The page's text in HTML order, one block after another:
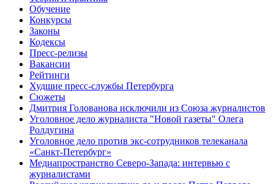
Обучение
Конкурсы
Законы
Кодексы
Пресс-релизы
Вакансии
Рейтинги
Худшие пресс-службы Петербурга
Сюжеты
Дмитрия Голованова исключили из Союза журналистов
Уголовное дело журналиста "Новой газеты" Олега
Ролдугина
Уголовное дело против экс-сотрудников телеканала
«Санкт-Петербург»
Медиапространство Северо-Запада: интервью с
журналистами